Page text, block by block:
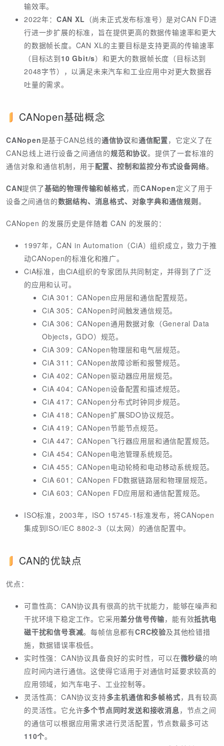
输效率。
2022年： CAN XL （尚未正式发布标准号）是对CAN FD进
行进一步扩展的标准，旨在提供更高的数据传输速率和更大
的数据帧长度。CAN XL的主要目标是支持更高的传输速率
（目标达到10 Gbit/s）和更大的数据帧长度（目标达到
2048字节），以满足未来汽车和工业应用中对更大数据吞
吐量的需求。
CANopen基础概念
CANopen是基于CAN总线的通信协议和通信配置，它定义了在
CAN总线上进行设备之间通信的规范和协议。提供了一套标准的
通信对象和通信机制，用于配置、控制和监控分布式设备网络。
CAN提供了基础的物理传输和帧格式，而CANopen定义了用于
设备之间通信的数据结构、消息格式、对象字典和通信规则。
CANopen 的发展历史是伴随着 CAN 的发展的：
1997年，CAN in Automation（CiA）组织成立，致力于推
动CANopen的标准化和推广。
CiA标准，由CiA组织的专家团队共同制定，并得到了广泛
的应用和认可。
CiA 301：CANopen应用层和通信配置规范。
CiA 305：CANopen时间触发通信规范。
CiA 306：CANopen通用数据对象（General Data
Objects，GDO）规范。
CiA 309：CANopen物理层和电气层规范。
CiA 311：CANopen故障诊断和报警规范。
CiA 402：CANopen驱动器应用层规范。
CiA 404：CANopen设备配置和描述规范。
CiA 417：CANopen分布式时钟同步规范。
CiA 418：CANopen扩展SDO协议规范。
CiA 419：CANopen节能节点规范。
CiA 447：CANopen飞行器应用层和通信配置规范。
CiA 454：CANopen电池管理系统规范。
CiA 455：CANopen电动轮椅和电动移动系统规范。
CiA 601：CANopen FD数据链路层和物理层规范。
CiA 603：CANopen FD应用层和通信配置规范。
ISO标准，2003年，ISO 15745-1标准发布，将CANopen
集成到ISO/IEC 8802-3（以太网）的通信配置中。
CAN的优缺点
优点：
可靠性高：CAN协议具有很高的抗干扰能力，能够在噪声和
干扰环境下稳定工作。它采用差分信号传输，能有效抵抗电
磁干扰和信号衰减。每帧信息都有CRC校验及其他检错措
施，数据错误率极低。
实时性强：CAN协议具备良好的实时性，可以在微秒级的响
应时间内进行通信。这使得它适用于对通信时延要求较高的
应用领域，如汽车电子、工业控制等。
灵活性高：CAN协议支持多主机通信和多帧格式，具有较高
的灵活性。它允许多个节点同时发送和接收消息 ，节点之间
的通信可以根据应用需求进行灵活配置，节点数最多可达
110个。